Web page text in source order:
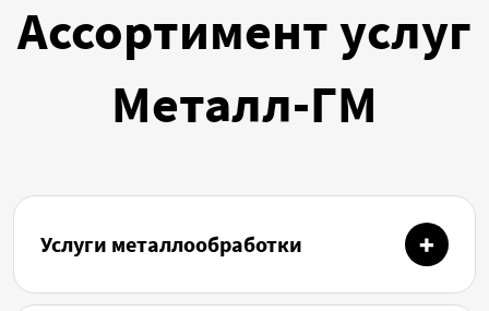
Ассортимент услуг
Металл-ГМ
Услуги металлообработки